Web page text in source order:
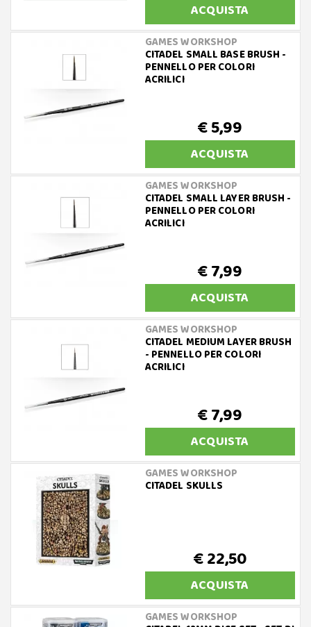
ACQUISTA
GAMES WORKSHOP
CITADEL SMALL BASE BRUSH -
PENNELLO PER COLORI
ACRILICI
€ 5,99
ACQUISTA
GAMES WORKSHOP
CITADEL SMALL LAYER BRUSH -
PENNELLO PER COLORI
ACRILICI
€ 7,99
ACQUISTA
GAMES WORKSHOP
CITADEL MEDIUM LAYER BRUSH
- PENNELLO PER COLORI
ACRILICI
€ 7,99
ACQUISTA
GAMES WORKSHOP
CITADEL SKULLS
€ 22,50
ACQUISTA
GAMES WORKSHOP